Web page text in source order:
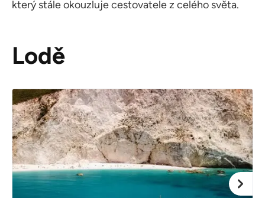
který stále okouzluje cestovatele z celého světa.
Lodě